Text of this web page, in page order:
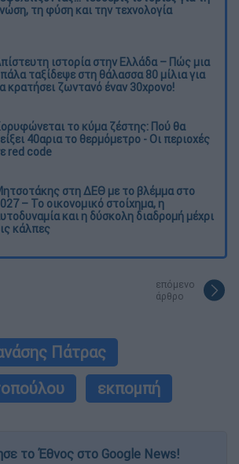
τη φύση και την τεχνολογία
ιστορία στην Ελλάδα – Πώς μια
ταξίδεψε στη θάλασσα 80 μίλια για
κρατήσει ζωντανό έναν 30χρονο!
το κύμα ζέστης: Πού θα
40αρια το θερμόμετρο - Οι περιοχές
red code
στη ΔΕΘ με το βλέμμα στο
– Το οικονομικό στοίχημα, η
και η δύσκολη διαδρομή μέχρι
κάλπες
επόμενο
άρθρο
Πάτρας
εκπομπή
το Έθνος στο Google News!